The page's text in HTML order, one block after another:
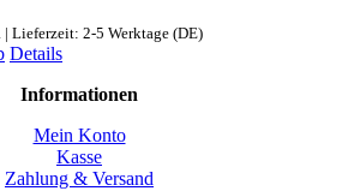
Lieferzeit: 2-5 Werktage (DE)
Details
Informationen
Mein Konto
Kasse
Zahlung & Versand